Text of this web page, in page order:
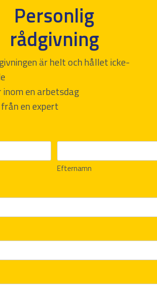
Personlig
rådgivning
är helt och hållet icke-
inom en arbetsdag
en expert
Efternamn